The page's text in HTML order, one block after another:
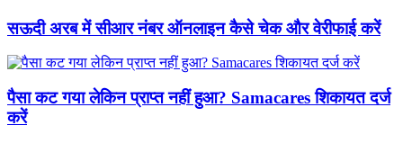
सऊदी अरब में सीआर नंबर ऑनलाइन कैसे चेक और वेरीफाई करें
पैसा कट गया लेकिन प्राप्त नहीं हुआ? Samacares शिकायत दर्ज
करें